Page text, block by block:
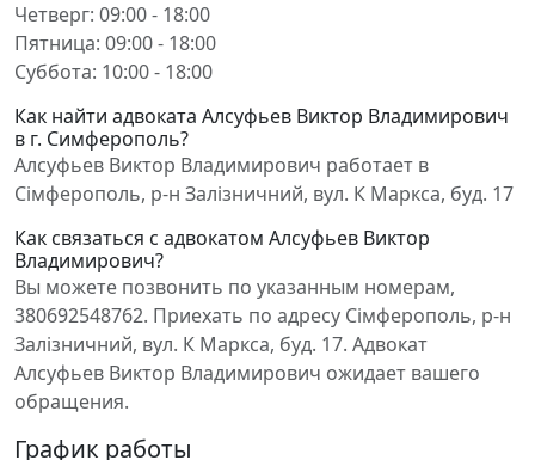
Четверг: 09:00 - 18:00
Пятница: 09:00 - 18:00
Суббота: 10:00 - 18:00
Как найти адвоката Алсуфьев Виктор Владимирович
в г. Симферополь?
Алсуфьев Виктор Владимирович работает в
Сімферополь, р-н Залізничний, вул. К Маркса, буд. 17
Как связаться с адвокатом Алсуфьев Виктор
Владимирович?
Вы можете позвонить по указанным номерам,
380692548762. Приехать по адресу Сімферополь, р-н
Залізничний, вул. К Маркса, буд. 17. Адвокат
Алсуфьев Виктор Владимирович ожидает вашего
обращения.
График работы